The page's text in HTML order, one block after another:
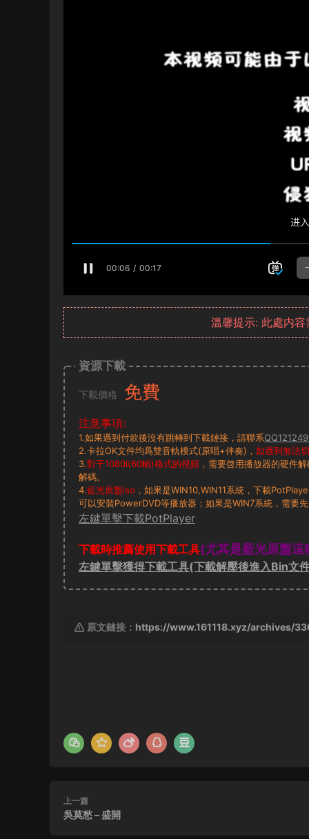
溫馨提示: 此處内
資源下載
下載價格 免費
注意事項:
1.如果遇到付款後沒有跳轉到下載鏈接，請聯系
2.卡拉OK文件均爲雙音軌模式(原唱+伴奏)， 如遇到無法
3.對于1080i(60幀)格式的視頻 ，需要啓用播放器的硬件
解碼。
4.藍光原盤iso ，如果是WIN10,WIN11系統，下載
可以安裝PowerDVD等播放器；如果是WIN7系統，需要
左鍵單擊下載PotPlayer
下載時推薦使用下載工具(尤其是藍光原盤
左鍵單擊獲得下載工具(下載解壓後進入Bin文
原文鏈接： https://www.161118.xyz/archives/
上一篇
吳莫愁 – 盛開